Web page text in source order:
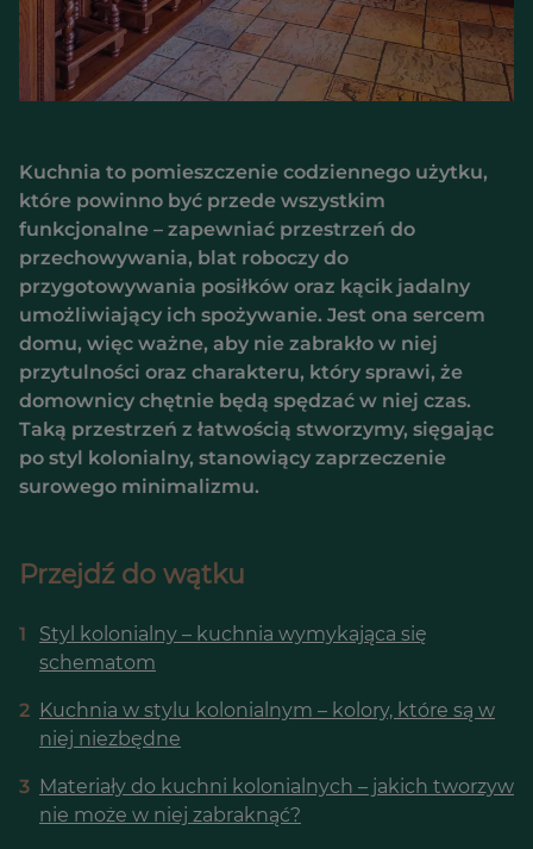
Kuchnia to pomieszczenie codziennego użytku,
które powinno być przede wszystkim
funkcjonalne – zapewniać przestrzeń do
przechowywania, blat roboczy do
przygotowywania posiłków oraz kącik jadalny
umożliwiający ich spożywanie. Jest ona sercem
domu, więc ważne, aby nie zabrakło w niej
przytulności oraz charakteru, który sprawi, że
domownicy chętnie będą spędzać w niej czas.
Taką przestrzeń z łatwością stworzymy, sięgając
po styl kolonialny, stanowiący zaprzeczenie
surowego minimalizmu.
Przejdź do wątku
1
Styl kolonialny – kuchnia wymykająca się
schematom
2 Kuchnia w stylu kolonialnym – kolory, które są w
niej niezbędne
3 Materiały do kuchni kolonialnych – jakich tworzyw
nie może w niej zabraknąć?